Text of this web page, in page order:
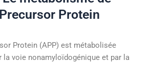
Protein
Protein (APP) est métabolisée
la voie nonamyloïdogénique et par la